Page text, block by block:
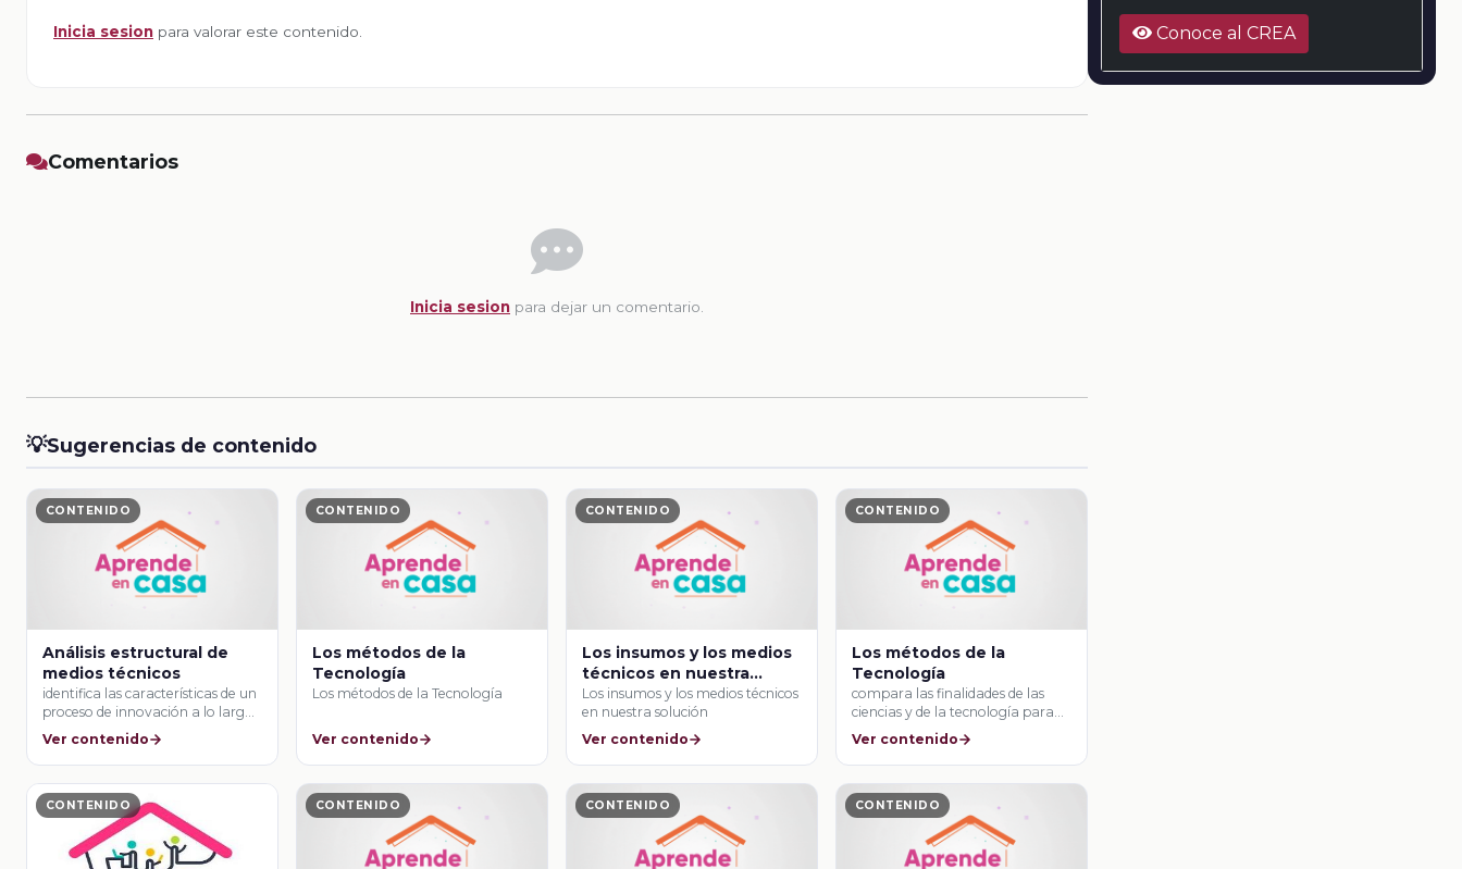
Inicia sesion para valorar este contenido.
Comentarios
Inicia sesion para dejar un comentario.
💡Sugerencias de contenido
CONTENIDO
Análisis estructural de
medios técnicos
identifica las características de un
proceso de innovación a lo largo
de …
Ver contenido
CONTENIDO
Los métodos de la
Tecnología
Los métodos de la Tecnología
Ver contenido
CONTENIDO
Los insumos y los medios
técnicos en nuestra
solución
Los insumos y los medios técnicos
en nuestra solución
Ver contenido
CONTENIDO
Los métodos de la
Tecnología
compara las finalidades de las
ciencias y de la tecnología para
establecer …
Ver contenido
CONTENIDO CONTENIDO CONTENIDO CONTENIDO
Conoce al CREA